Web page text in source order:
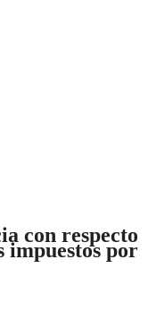
con respecto
impuestos por